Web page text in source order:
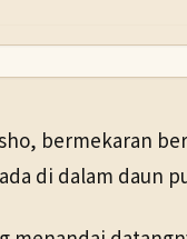
bermekaran
di dalam daun